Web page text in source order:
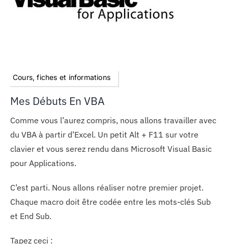
Cours, fiches et informations
Mes Débuts En VBA
Comme vous l’aurez compris, nous allons travailler avec
du VBA à partir d’Excel. Un petit Alt + F11 sur votre
clavier et vous serez rendu dans Microsoft Visual Basic
pour Applications.
C’est parti. Nous allons réaliser notre premier projet.
Chaque macro doit être codée entre les mots-clés Sub
et End Sub.
Tapez ceci :